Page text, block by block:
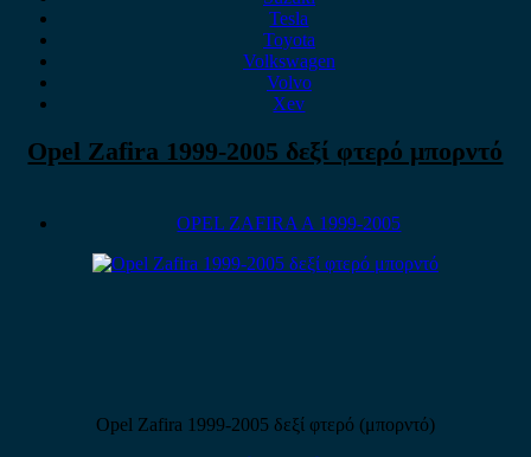
Tesla
Toyota
Volkswagen
Volvo
Xev
Opel Zafira 1999-2005 δεξί φτερό μπορντό
OPEL ZAFIRA A 1999-2005
Opel Zafira 1999-2005 δεξί φτερό (μπορντό)